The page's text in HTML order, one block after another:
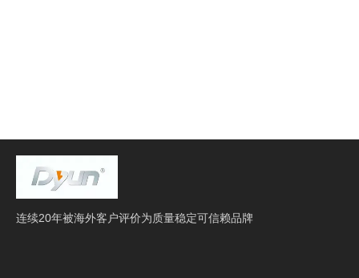
连续20年被海外客户评价为质量稳定可信赖品牌